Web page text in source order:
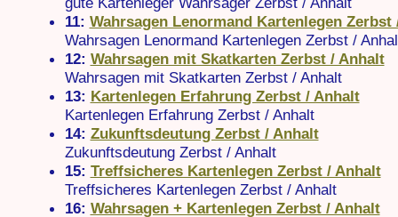
11: Wahrsagen Lenormand Kartenlegen Zerbst
Wahrsagen Lenormand Kartenlegen Zerbst /
12: Wahrsagen mit Skatkarten Zerbst / Anhalt
Wahrsagen mit Skatkarten Zerbst / Anhalt
13: Kartenlegen Erfahrung Zerbst / Anhalt
Kartenlegen Erfahrung Zerbst / Anhalt
14: Zukunftsdeutung Zerbst / Anhalt
Zukunftsdeutung Zerbst / Anhalt
15: Treffsicheres Kartenlegen Zerbst / Anhalt
Treffsicheres Kartenlegen Zerbst / Anhalt
16: Wahrsagen + Kartenlegen Zerbst / Anhalt